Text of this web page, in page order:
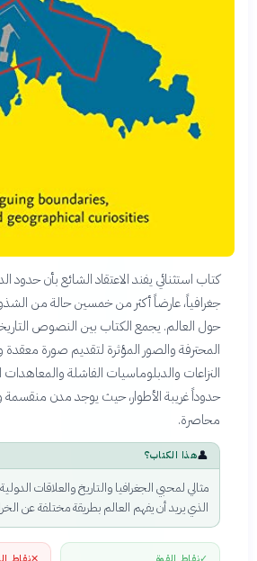
كتاب استثنائي يفند الاعتقاد الشائع بأن
جغرافياً، عارضاً أكثر من خمسين حالة من الشذوذ
حول العالم. يجمع الكتاب بين النصوص
المحترفة والصور المؤثرة لتقديم صورة
النزاعات والدبلوماسيات الفاشلة
حدوداً غريبة الأطوار، حيث يوجد مدن منقسمة
محاصرة.
👤هذا الكتاب؟
مثالي لمحبي الجغرافيا والتاريخ والعلاقات
الذي يريد أن يفهم العالم بطريقة مختلفة عن